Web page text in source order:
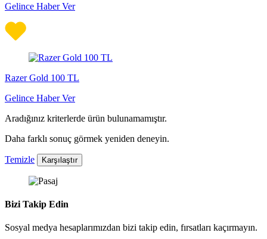
Gelince Haber Ver
Razer Gold 100 TL
Gelince Haber Ver
Aradığınız kriterlerde ürün bulunamamıştır.
Daha farklı sonuç görmek yeniden deneyin.
Temizle Karşılaştır
Bizi Takip Edin
Sosyal medya hesaplarımızdan bizi takip edin, fırsatları kaçırmayın.